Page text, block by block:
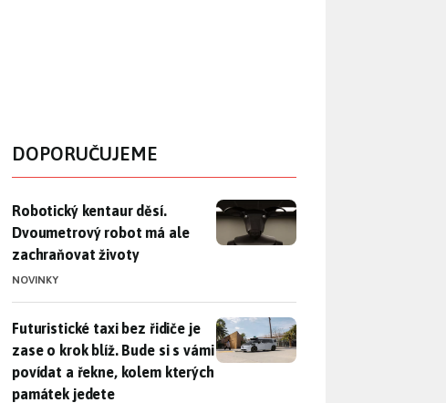
DOPORUČUJEME
Robotický kentaur děsí. Dvoumetrový robot má ale zachraňovat
Robotický kentaur děsí.
Dvoumetrový robot má ale
zachraňovat životy
NOVINKY
Futuristické taxi bez řidiče je zase o krok blíž. Bude si s vámi
Futuristické taxi bez řidiče je
zase o krok blíž. Bude si s vámi
povídat a řekne, kolem kterých
památek jedete